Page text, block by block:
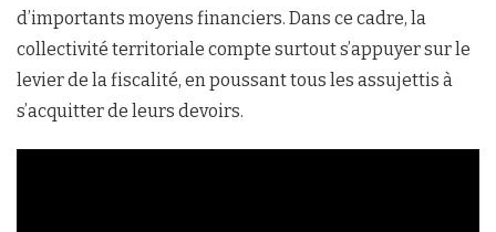
d’importants moyens financiers. Dans ce cadre, la
collectivité territoriale compte surtout s’appuyer sur le
levier de la fiscalité, en poussant tous les assujettis à
s’acquitter de leurs devoirs.